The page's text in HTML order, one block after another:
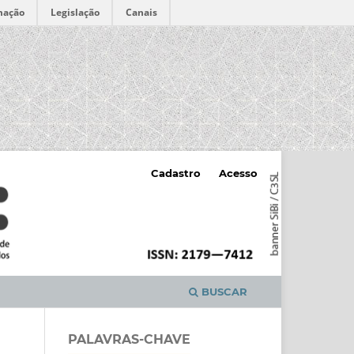
Legislação Canais
BUSCAR
Cadastro Acesso
PALAVRAS-CHAVE